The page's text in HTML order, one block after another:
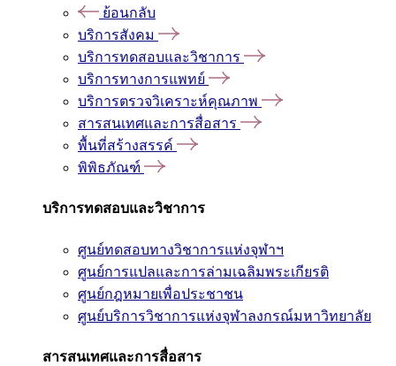
ย้อนกลับ
บริการสังคม
บริการทดสอบและวิชาการ
บริการทางการแพทย์
บริการตรวจวิเคราะห์คุณภาพ
สารสนเทศและการสื่อสาร
พื้นที่สร้างสรรค์
พิพิธภัณฑ์
บริการทดสอบและวิชาการ
ศูนย์ทดสอบทางวิชาการแห่งจุฬาฯ
ศูนย์การแปลและการล่ามเฉลิมพระเกียรติ
ศูนย์กฎหมายเพื่อประชาชน
ศูนย์บริการวิชาการแห่งจุฬาลงกรณ์มหาวิทยาลัย
สารสนเทศและการสื่อสาร